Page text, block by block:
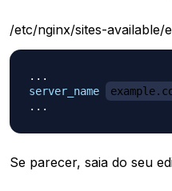
/etc/nginx/sites-available/
server_name
Se parecer, saia do seu